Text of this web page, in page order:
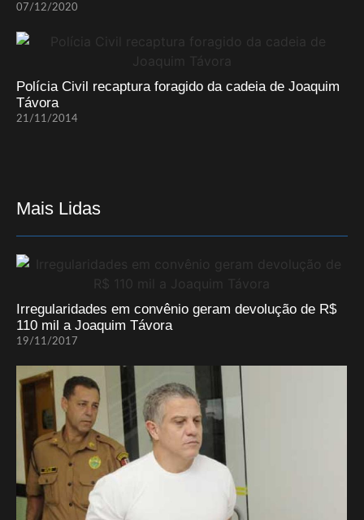
07/12/2020
Polícia Civil recaptura foragido da cadeia de Joaquim
Távora
21/11/2014
Mais Lidas
Irregularidades em convênio geram devolução de R$
110 mil a Joaquim Távora
19/11/2017